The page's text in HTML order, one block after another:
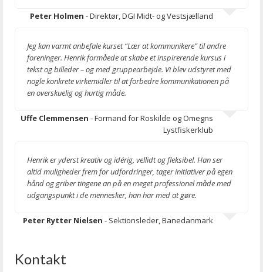
Peter Holmen - Direktør, DGI Midt- og Vestsjælland
Jeg kan varmt anbefale kurset “Lær at kommunikere” til andre
foreninger. Henrik formåede at skabe et inspirerende kursus i
tekst og billeder – og med gruppearbejde. Vi blev udstyret med
nogle konkrete virkemidler til at forbedre kommunikationen på
en overskuelig og hurtig måde.
Uffe Clemmensen - Formand for Roskilde og Omegns
Lystfiskerklub
Henrik er yderst kreativ og idérig, vellidt og fleksibel. Han ser
altid muligheder frem for udfordringer, tager initiativer på egen
hånd og griber tingene an på en meget professionel måde med
udgangspunkt i de mennesker, han har med at gøre.
Peter Rytter Nielsen - Sektionsleder, Banedanmark
Kontakt